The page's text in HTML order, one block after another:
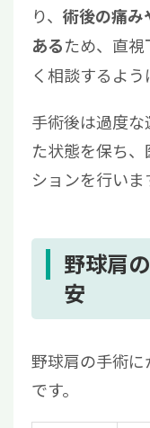
り、 術後の痛み
あるため、直
く相談するよう
手術後は過度
た状態を保ち
ションを行いま
野球肩
安
野球肩の手術
です。